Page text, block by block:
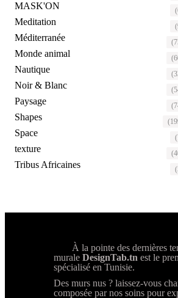
MASK'ON
Meditation
Méditerranée
Monde animal
Nautique
Noir & Blanc
Paysage
Shapes
Space
texture
Tribus Africaines
À la pointe des dernières
murale DesignTab.tn est le
spécialisé en Tunisie.
Des murs nus ? laissez-vous
composée par nos soins pour